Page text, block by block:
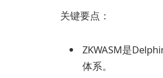
关键要点：
ZKWASM是
体系。